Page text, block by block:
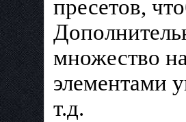
пресетов,
множество
элементами
т.д.